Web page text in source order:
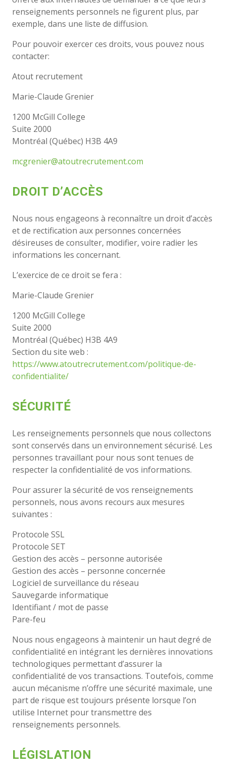
renseignements personnels ne figurent plus, par
exemple, dans une liste de diffusion.
Pour pouvoir exercer ces droits, vous pouvez nous
contacter:
Atout recrutement
Marie-Claude Grenier
1200 McGill College
Suite 2000
Montréal (Québec) H3B 4A9
mcgrenier@atoutrecrutement.com
DROIT D’ACCÈS
Nous nous engageons à reconnaître un droit d’accès
et de rectification aux personnes concernées
désireuses de consulter, modifier, voire radier les
informations les concernant.
L’exercice de ce droit se fera :
Marie-Claude Grenier
1200 McGill College
Suite 2000
Montréal (Québec) H3B 4A9
Section du site web :
https://www.atoutrecrutement.com/politique-de-
confidentialite/
SÉCURITÉ
Les renseignements personnels que nous collectons
sont conservés dans un environnement sécurisé. Les
personnes travaillant pour nous sont tenues de
respecter la confidentialité de vos informations.
Pour assurer la sécurité de vos renseignements
personnels, nous avons recours aux mesures
suivantes :
Protocole SSL
Protocole SET
Gestion des accès – personne autorisée
Gestion des accès – personne concernée
Logiciel de surveillance du réseau
Sauvegarde informatique
Identifiant / mot de passe
Pare-feu
Nous nous engageons à maintenir un haut degré de
confidentialité en intégrant les dernières innovations
technologiques permettant d’assurer la
confidentialité de vos transactions. Toutefois, comme
aucun mécanisme n’offre une sécurité maximale, une
part de risque est toujours présente lorsque l’on
utilise Internet pour transmettre des
renseignements personnels.
LÉGISLATION